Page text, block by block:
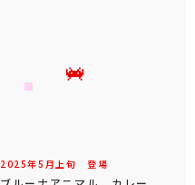
2025年5 月 上旬 登場